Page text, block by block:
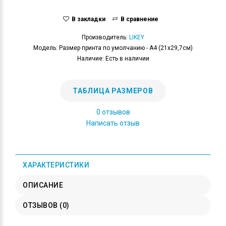
В закладки В сравнение
Производитель: LIKEY
Модель: Размер принта по умолчанию - А4 (21x29,7см)
Наличие: Есть в наличии
ТАБЛИЦА РАЗМЕРОВ
0 отзывов
Написать отзыв
ХАРАКТЕРИСТИКИ
ОПИСАНИЕ
ОТЗЫВОВ (0)